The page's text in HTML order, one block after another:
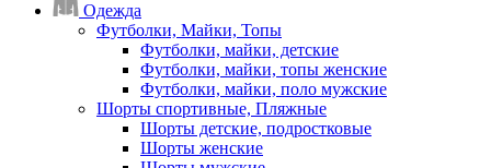
Одежда
Футболки, Майки, Топы
Футболки, майки, детские
Футболки, майки, топы женские
Футболки, майки, поло мужские
Шорты спортивные, Пляжные
Шорты детские, подростковые
Шорты женские